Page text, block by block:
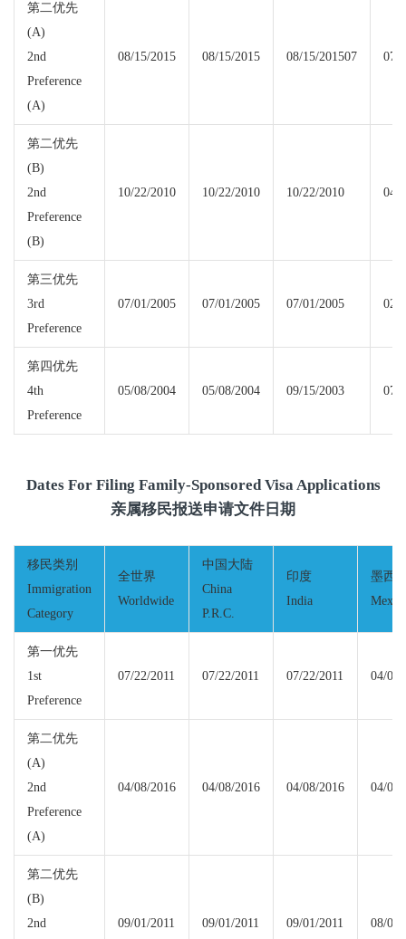
第二优先
(A)
2nd
Preference
(A)
08/15/2015 08/15/2015 08/15/201507 07/
第二优先
(B)
2nd
Preference
(B)
10/22/2010 10/22/2010 10/22/2010 04/
第三优先
3rd
Preference
07/01/2005 07/01/2005 07/01/2005 02/
第四优先
4th
Preference
05/08/2004 05/08/2004 09/15/2003 07/
Dates For Filing Family-Sponsored Visa Applications
亲属移民报送申请文件日期
移民类别
Immigration
Category
全世界
Worldwide
中国大陆
China
P.R.C.
印度
India
墨西
第一优先
1st
Preference
07/22/2011 07/22/2011 07/22/2011 04/01/
第二优先
(A)
2nd
Preference
(A)
04/08/2016 04/08/2016 04/08/2016 04/08/
第二优先
(B)
2nd
09/01/2011 09/01/2011 09/01/2011 08/08/